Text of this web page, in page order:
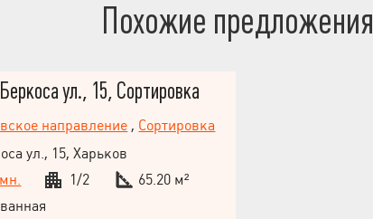
Похожие предложения
ул., 15, Сортировка
направление , Сортировка
ул., 15, Харьков
1/2
65.20 м²